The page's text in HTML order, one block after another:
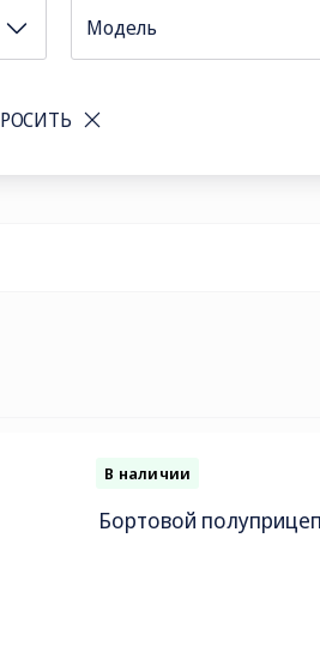
Модель
В наличии
Бортовой